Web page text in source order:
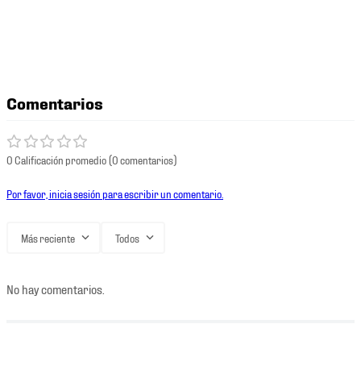
Comentarios
0 Calificación promedio(0 comentarios)
Por favor, inicia sesión para escribir un comentario.
Más reciente Todos
No hay comentarios.